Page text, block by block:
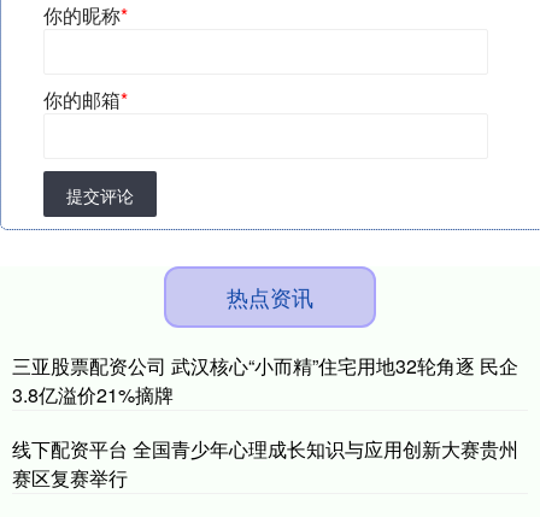
你的昵称*
你的邮箱*
提交评论
热点资讯
三亚股票配资公司 武汉核心“小而精”住宅用地32轮角逐 民企
3.8亿溢价21%摘牌
线下配资平台 全国青少年心理成长知识与应用创新大赛贵州
赛区复赛举行